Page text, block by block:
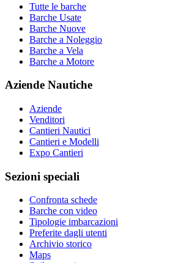
Tutte le barche
Barche Usate
Barche Nuove
Barche a Noleggio
Barche a Vela
Barche a Motore
Aziende Nautiche
Aziende
Venditori
Cantieri Nautici
Cantieri e Modelli
Expo Cantieri
Sezioni speciali
Confronta schede
Barche con video
Tipologie imbarcazioni
Preferite dagli utenti
Archivio storico
Maps